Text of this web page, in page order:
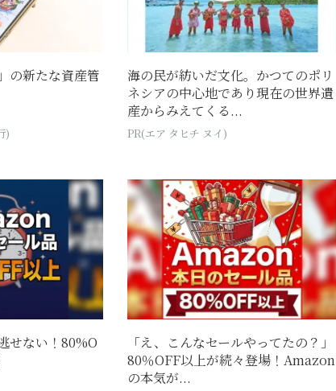
の新たな資産管
)
海の民が紡いだ文化。かつてのポリ
ネシアの中心地であり現在の世界遺
産からみえてくる...
PR(エア タヒチ ヌイ)
せない！80%O
「え、こんなセールやってたの？」
80％OFF以上が続々登場！Amazon
の本気が...